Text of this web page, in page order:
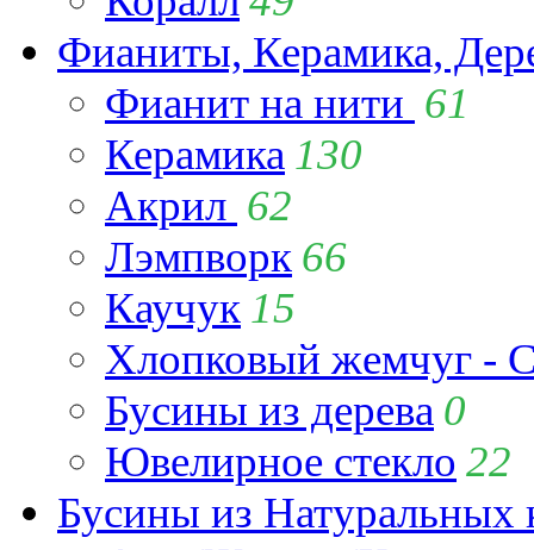
Фианиты, Керамика,
Фианит на нити 61
Керамика 130
Акрил 62
Лэмпворк 66
Каучук 15
Хлопковый жемчуг -
Бусины из дерева 0
Ювелирное стекло 22
Бусины из Натуральных